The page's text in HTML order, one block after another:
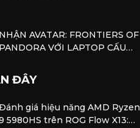
NHẬN AVATAR: FRONTIERS OF
PANDORA VỚI LAPTOP CẤU
ĐÂY
giá hiệu năng AMD Ryzen
5980HS trên ROG Flow X13: